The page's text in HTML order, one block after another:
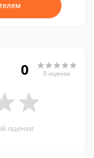
0 0 оценок
оценки